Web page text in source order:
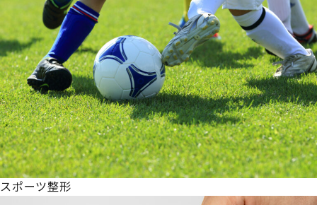
スポーツ整形